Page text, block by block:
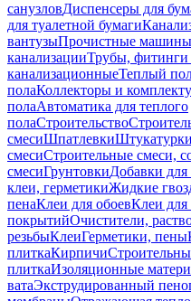
санузловДиспенсеры для
для туалетной бумаги
вантузыПрочистные машины
канализацииТрубы, фитинги
канализационныеТеплый
полаКоллекторы и
полаАвтоматика для теплого
полаСтроительство
смесиШпатлевкиШтукатурки
смесиСтроительные смеси,
смесиГрунтовкиДобавки для
клеи, герметикиЖидкие
пенаКлеи для обоевКлеи
покрытийОчистители,
резьбыКлеиГерметики, пены
плиткаКирпичи
плиткаИзоляционные
ватаЭкструдированный